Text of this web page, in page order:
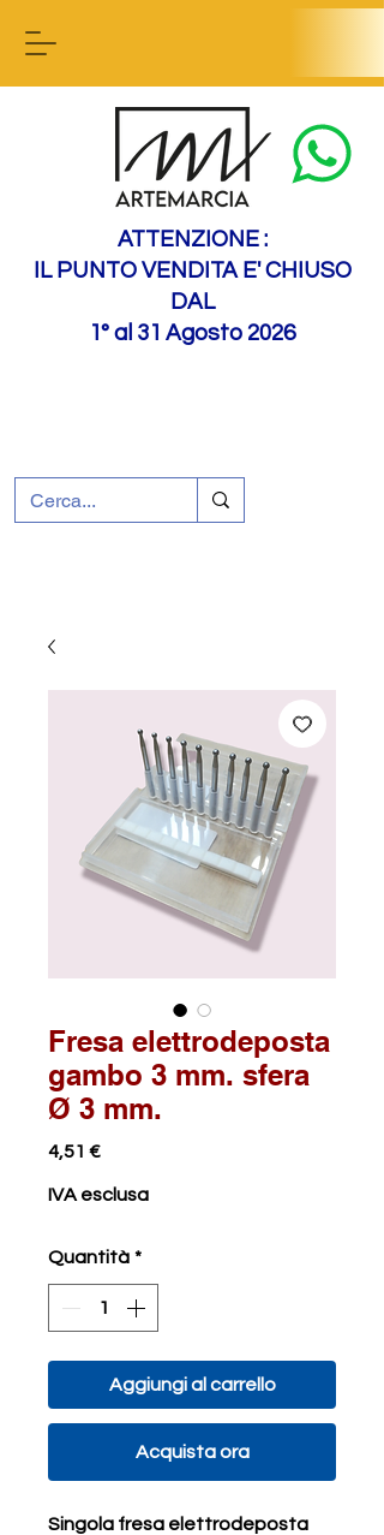
ATTENZIONE :
IL PUNTO VENDITA E' CHIUSO
DAL
1° al 31 Agosto 2026
Fresa elettrodeposta
gambo 3 mm. sfera
Ø 3 mm.
4,51 €Prezzo
IVA esclusa
Quantità *
Aggiungi al carrello
Acquista ora
Singola fresa elettrodeposta